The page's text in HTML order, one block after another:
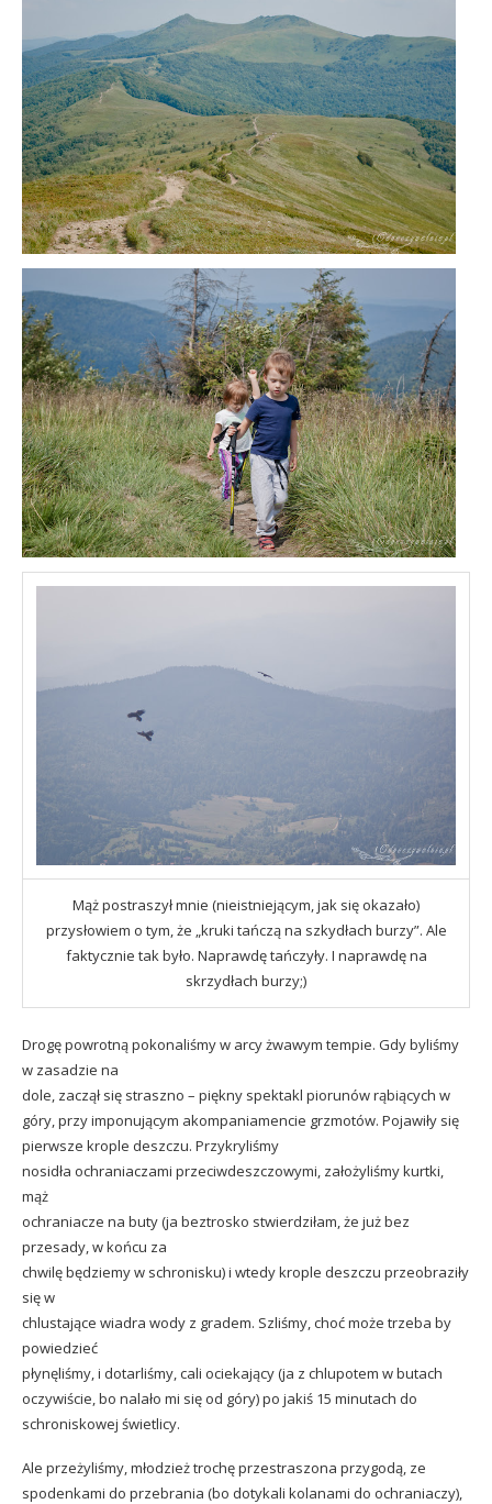
Mąż postraszył mnie (nieistniejącym, jak się okazało)
przysłowiem o tym, że „kruki tańczą na szkydłach burzy”. Ale
faktycznie tak było. Naprawdę tańczyły. I naprawdę na
skrzydłach burzy;)
Drogę powrotną pokonaliśmy w arcy żwawym tempie. Gdy byliśmy
w zasadzie na
dole, zaczął się straszno – piękny spektakl piorunów rąbiących w
góry, przy imponującym akompaniamencie grzmotów. Pojawiły się
pierwsze krople deszczu. Przykryliśmy
nosidła ochraniaczami przeciwdeszczowymi, założyliśmy kurtki,
mąż
ochraniacze na buty (ja beztrosko stwierdziłam, że już bez
przesady, w końcu za
chwilę będziemy w schronisku) i wtedy krople deszczu przeobraziły
się w
chlustające wiadra wody z gradem. Szliśmy, choć może trzeba by
powiedzieć
płynęliśmy, i dotarliśmy, cali ociekający (ja z chlupotem w butach
oczywiście, bo nalało mi się od góry) po jakiś 15 minutach do
schroniskowej świetlicy.
Ale przeżyliśmy, młodzież trochę przestraszona przygodą, ze
spodenkami do przebrania (bo dotykali kolanami do ochraniaczy),